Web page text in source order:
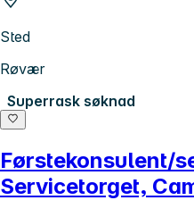
Sted
Røvær
Superrask søknad
Førstekonsulent/
Servicetorget,